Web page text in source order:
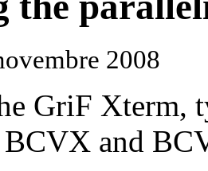
2008
GriF Xterm,
BCVX and